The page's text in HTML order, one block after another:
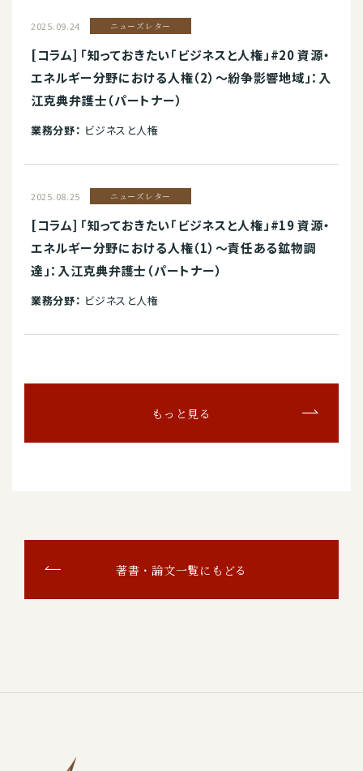
2025.09.24 ニューズレター
[コラム] 「知っておきたい「ビジネスと人権」#20 資源・
エネルギー分野における人権（2）～紛争影響地域」：入
江克典弁護士（パートナー）
業務分野： ビジネスと人権
2025.08.25 ニューズレター
[コラム] 「知っておきたい「ビジネスと人権」#19 資源・
エネルギー分野における人権（1）～責任ある鉱物調
達」：入江克典弁護士（パートナー）
業務分野： ビジネスと人権
もっと見る
著書・論文一覧にもどる